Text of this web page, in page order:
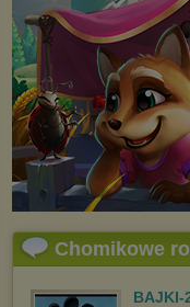
Chomikowe
BAJKI-